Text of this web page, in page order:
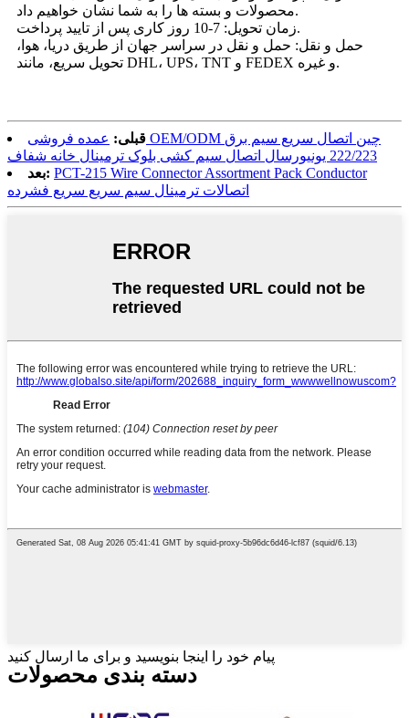
محصولات و بسته ها را به شما نشان خواهیم داد.
زمان تحویل: 7-10 روز کاری پس از تایید پرداخت.
حمل و نقل: حمل و نقل در سراسر جهان از طریق دریا، هوا،
تحویل سریع، مانند DHL، UPS، TNT و FEDEX و غیره.
قبلی: عمده فروشی OEM/ODM چین اتصال سریع سیم برق
222/223 یونیورسال اتصال سیم کشی بلوک ترمینال خانه شفاف
بعد: PCT-215 Wire Connector Assortment Pack Conductor
اتصالات ترمینال سیم سریع سریع فشرده
پیام خود را اینجا بنویسید و برای ما ارسال کنید
دسته بندی محصولات